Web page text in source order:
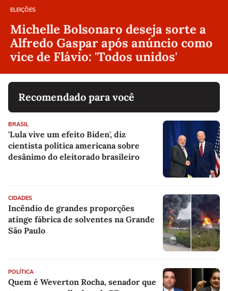
ELEIÇÕES
Michelle Bolsonaro deseja sorte a
Alfredo Gaspar após anúncio como
vice de Flávio: 'Todos unidos'
Recomendado para você
BRASIL
'Lula vive um efeito Biden', diz
cientista política americana sobre
desânimo do eleitorado brasileiro
CIDADES
Incêndio de grandes proporções
atinge fábrica de solventes na Grande
São Paulo
POLÍTICA
Quem é Weverton Rocha, senador que